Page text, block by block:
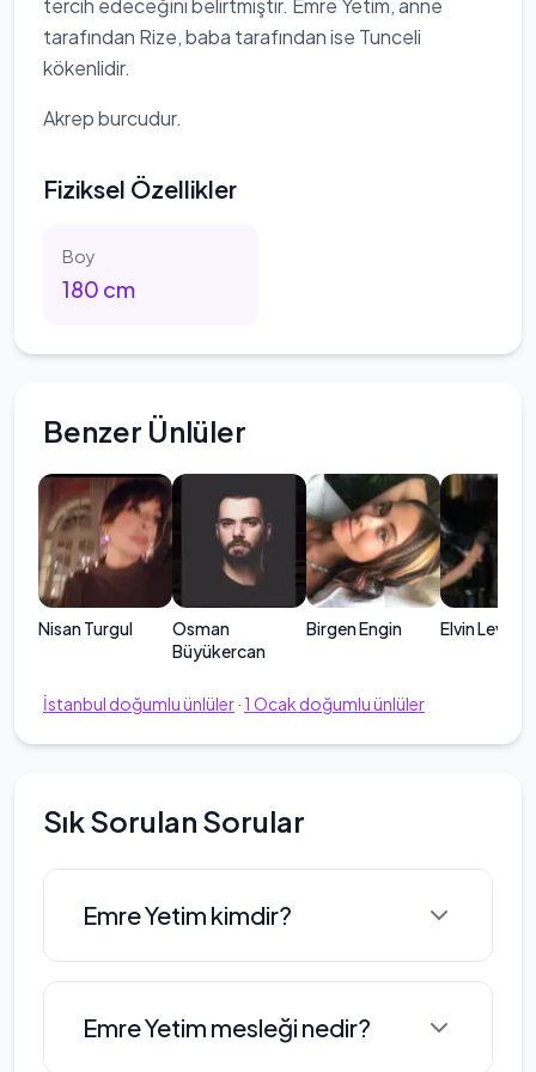
tercih edeceğini belirtmiştir. Emre Yetim, anne
tarafından Rize, baba tarafından ise Tunceli
kökenlidir.
Akrep burcudur.
Fiziksel Özellikler
Boy
180 cm
Benzer Ünlüler
Nisan Turgul
Osman
Büyükercan
Birgen Engin Elvin Levinler
İstanbul doğumlu ünlüler· 1 Ocak doğumlu ünlüler
Sık Sorulan Sorular
Emre Yetim kimdir?
dünyaya gelmiştir. Eğitim hayatına
Emre Yetim mesleği nedir?